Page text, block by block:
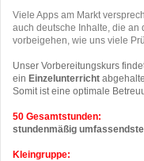
Viele Apps am Markt
auch deutsche Inhalte, die an
vorbeigehen, wie uns viele
Unser Vorbereitungskurs
ein Einzelunterricht
Somit ist eine optimale
50 Gesamtstunden:
stundenmäßig
Kleingruppe: